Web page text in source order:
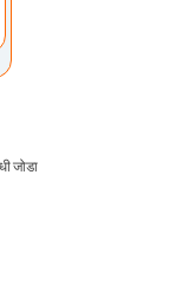
जोडा